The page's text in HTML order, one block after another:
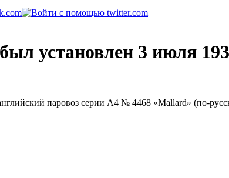
установлен 3 июля
паровоз серии A4 № 4468 «Mallard» (по-